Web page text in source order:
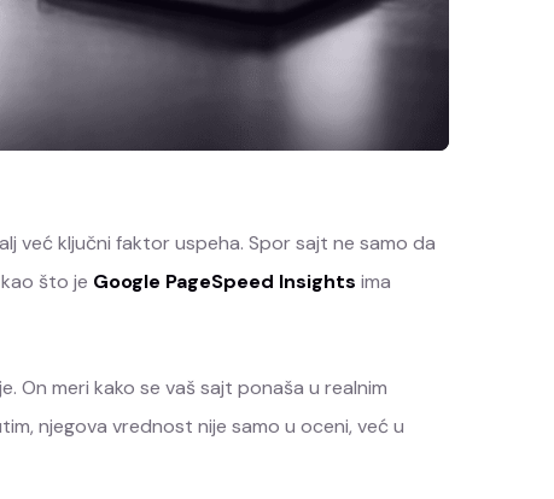
već ključni faktor uspeha. Spor sajt ne samo da
što je Google PageSpeed Insights ima
On meri kako se vaš sajt ponaša u realnim
njegova vrednost nije samo u oceni, već u